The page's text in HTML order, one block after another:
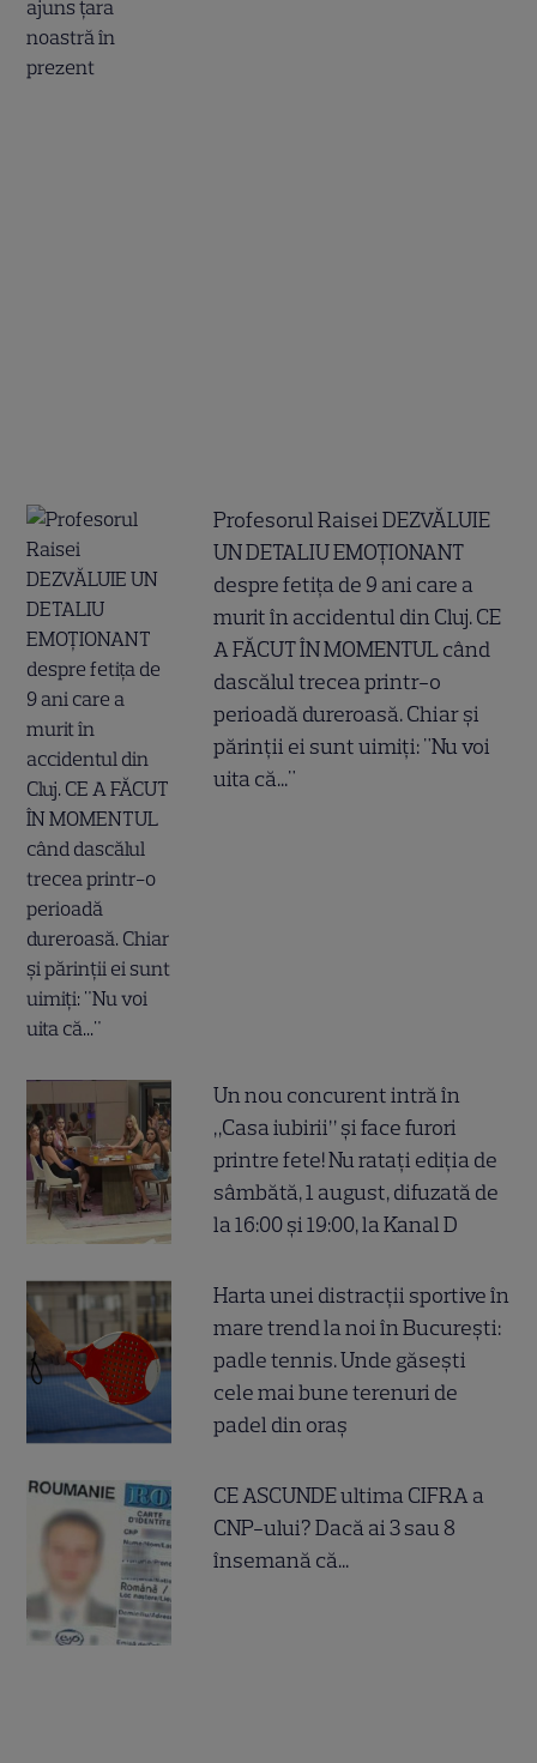
Profesorul Raisei DEZVĂLUIE
UN DETALIU EMOȚIONANT
despre fetița de 9 ani care a
murit în accidentul din Cluj. CE
A FĂCUT ÎN MOMENTUL când
dascălul trecea printr-o
perioadă dureroasă. Chiar și
părinții ei sunt uimiți: "Nu voi
uita că..."
Un nou concurent intră în
„Casa iubirii” și face furori
printre fete! Nu ratați ediția de
sâmbătă, 1 august, difuzată de
la 16:00 și 19:00, la Kanal D
Harta unei distracții sportive în
mare trend la noi în București:
padle tennis. Unde găsești
cele mai bune terenuri de
padel din oraș
CE ASCUNDE ultima CIFRA a
CNP-ului? Dacă ai 3 sau 8
însemană că...